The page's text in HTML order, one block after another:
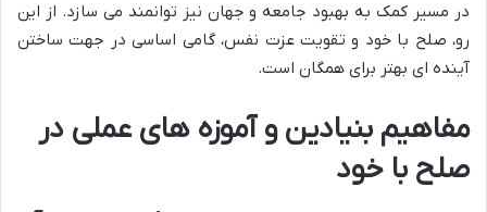
در مسیر کمک به بهبود جامعه و جهان نیز توانمند می سازد. از این
رو، صلح با خود و تقویت عزت نفس، گامی اساسی در جهت ساختن
آینده ای بهتر برای همگان است.
مفاهیم بنیادین و آموزه های عملی در
صلح با خود